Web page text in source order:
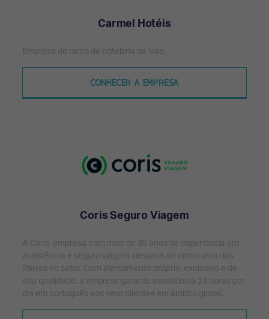
Carmel Hotéis
Empresa do ramo de hotelaria de luxo.
CONHECER A EMPRESA
Coris Seguro Viagem
A Coris, empresa com mais de 35 anos de experiência em
assistência e seguro viagem, destaca-se como uma das
líderes no setor. Com atendimento próprio, exclusivo e de
alta qualidade, a empresa garante assistência 24 horas por
dia em português aos seus clientes em âmbito global.